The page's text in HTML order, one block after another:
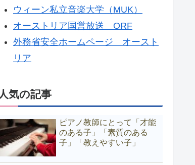
ウィーン私立音楽大学（MUK）
オーストリア国営放送 ORF
外務省安全ホームページ オースト
リア
人気の記事
ピアノ教師にとって「才能
のある子」「素質のある
子」「教えやすい子」